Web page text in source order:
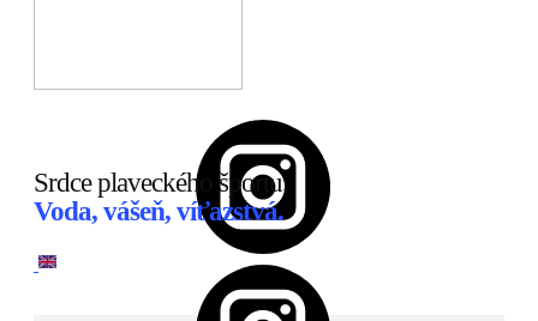
Srdce plaveckého športu.
Voda, vášeň, víťazstvá.